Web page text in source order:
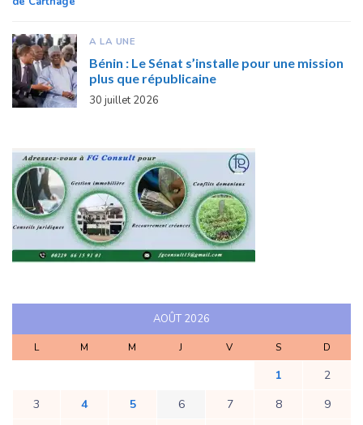
A LA UNE
Bénin : Le Sénat s’installe pour une mission
plus que républicaine
30 juillet 2026
AOÛT 2026
L M M J V S D
1
2
3
4 5 6 7 8
9